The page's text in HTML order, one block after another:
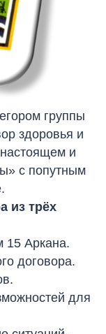
группы
здоровья и
и
с попутным
из трёх
15 Аркана.
договора.
для